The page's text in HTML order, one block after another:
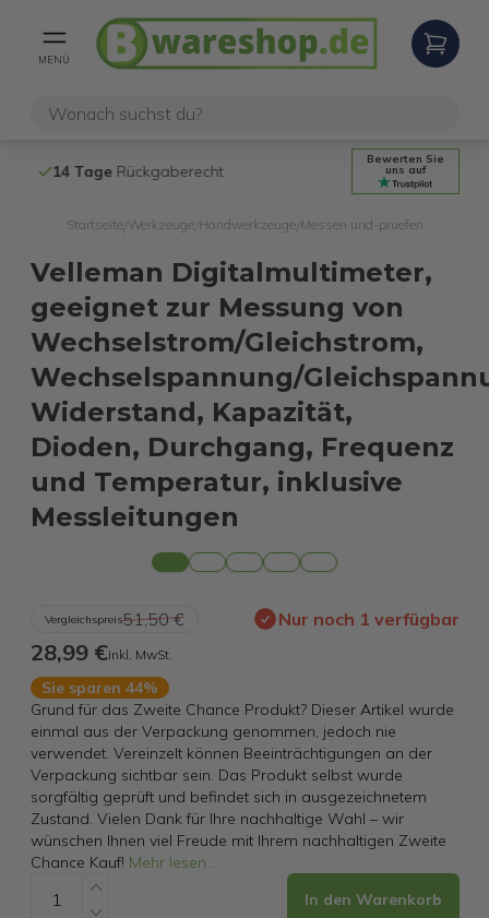
MENÜ
14 TageRückgaberecht Kostenloser
Bewerten Sie
uns auf
Startseite/ Werkzeuge/ Handwerkzeuge/ Messen und-pruefen
Velleman Digitalmultimeter,
geeignet zur Messung von
Wechselstrom/Gleichstrom,
Wechselspannung/
Widerstand, Kapazität,
Dioden, Durchgang, Frequenz
und Temperatur, inklusive
Messleitungen
Vergleichspreis51,50 € Nur noch 1 verfügbar
28,99 €inkl. MwSt.
Sie sparen 44%
Grund für das Zweite Chance Produkt? Dieser Artikel wurde
einmal aus der Verpackung genommen, jedoch nie
verwendet. Vereinzelt können Beeinträchtigungen an der
Verpackung sichtbar sein. Das Produkt selbst wurde
sorgfältig geprüft und befindet sich in ausgezeichnetem
Zustand. Vielen Dank für Ihre nachhaltige Wahl – wir
wünschen Ihnen viel Freude mit Ihrem nachhaltigen Zweite
Chance Kauf! Mehr lesen...
In den Warenkorb